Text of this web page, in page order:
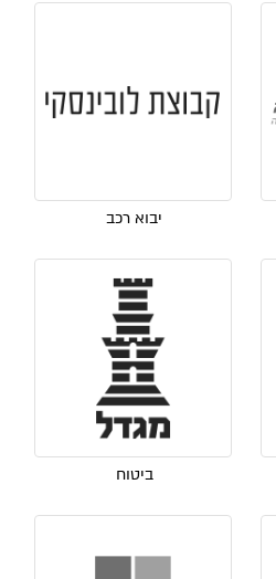
יבוא רכב
ביטוח